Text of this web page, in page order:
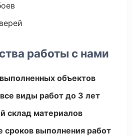
работы с нами
объектов
все виды работ до 3 лет
склад материалов
выполнения работ